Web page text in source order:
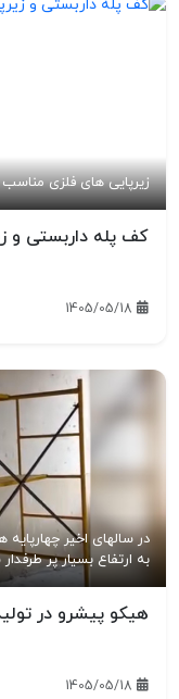
زیرپایی های فلزی
کف پله داربستی و
1405/05/18
در سالهای اخیر
به ارتفاع بسیار پر
هیکو پیشرو در
1405/05/18